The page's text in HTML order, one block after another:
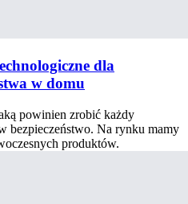
dla
w domu
powinien zrobić każdy
bezpieczeństwo. Na rynku mamy
produktów.